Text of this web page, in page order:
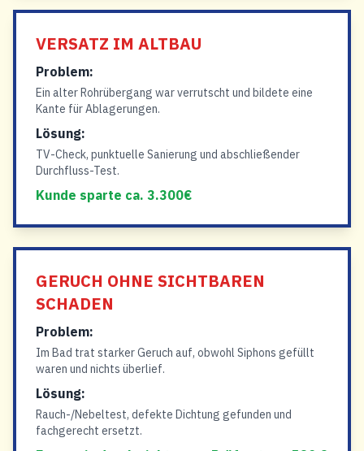
VERSATZ IM ALTBAU
Problem:
Ein alter Rohrübergang war verrutscht und bildete eine
Kante für Ablagerungen.
Lösung:
TV-Check, punktuelle Sanierung und abschließender
Durchfluss-Test.
Kunde sparte ca. 3.300€
GERUCH OHNE SICHTBAREN
SCHADEN
Problem:
Im Bad trat starker Geruch auf, obwohl Siphons gefüllt
waren und nichts überlief.
Lösung:
Rauch-/Nebeltest, defekte Dichtung gefunden und
fachgerecht ersetzt.